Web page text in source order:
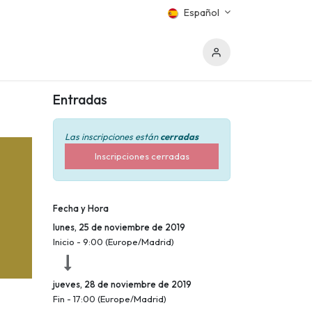
Español
Entradas
Las inscripciones estáncerradas
Inscripciones cerradas
Fecha y Hora
lunes, 25 de noviembre de 2019
Inicio - 9:00 (Europe/Madrid)
jueves, 28 de noviembre de 2019
Fin - 17:00 (Europe/Madrid)